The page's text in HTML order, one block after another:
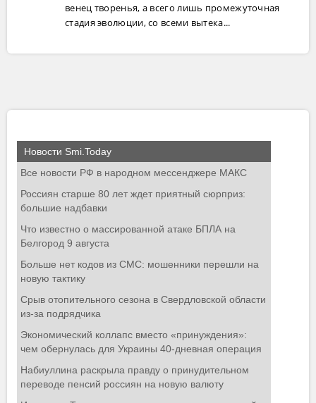
венец творенья, а всего лишь промежуточная
стадия эволюции, со всеми вытека...